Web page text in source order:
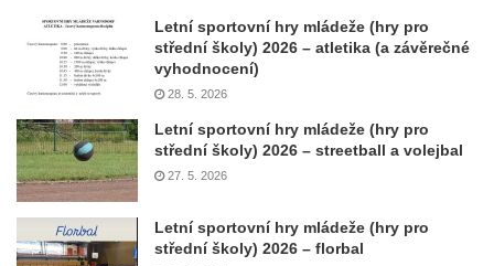
Letní sportovní hry mládeže (hry pro
střední školy) 2026 – atletika (a závěrečné
vyhodnocení)
28. 5. 2026
Letní sportovní hry mládeže (hry pro
střední školy) 2026 – streetball a volejbal
27. 5. 2026
Letní sportovní hry mládeže (hry pro
střední školy) 2026 – florbal